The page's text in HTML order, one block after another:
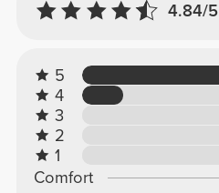
4.84/5
5
4
3
2
1
Comfort